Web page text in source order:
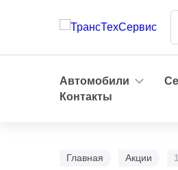
Автомобили
Контакты
Главная Акции